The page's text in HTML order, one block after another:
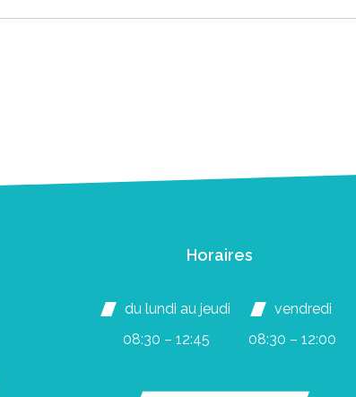
Horaires
du lundi au jeudi
08:30 – 12:45
vendredi
08:30 – 12:00